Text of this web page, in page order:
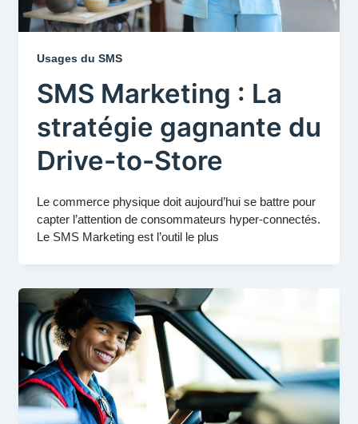
Usages du SMS
SMS Marketing : La
stratégie gagnante du
Drive-to-Store
Le commerce physique doit aujourd’hui se battre pour
capter l’attention de consommateurs hyper-connectés.
Le SMS Marketing est l’outil le plus